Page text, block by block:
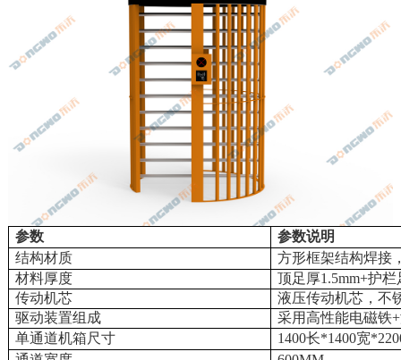
参数
参数说明
结构材质
方形框架结构焊接
材料厚度
顶足厚1.5mm+护栏
传动机芯
液压传动机芯，不
驱动装置组成
采用高性能电磁铁
单通道机箱尺寸
1400长*1400宽